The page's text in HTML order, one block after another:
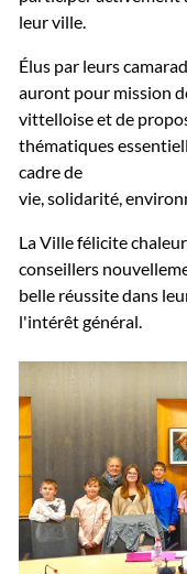
leur ville.
Élus par leurs
auront pour mission
vittelloise et de
thématiques
cadre de
vie, solidarité,
La Ville félicite
conseillers
belle réussite dans
l'intérêt général.